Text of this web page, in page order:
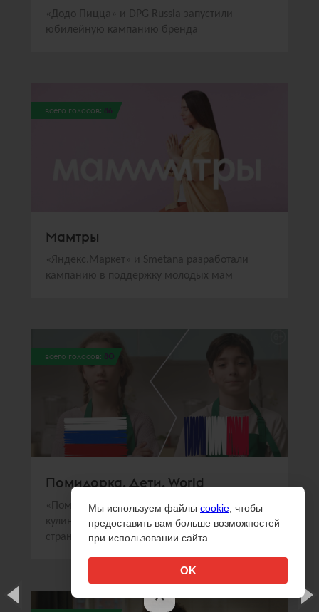
×
«Додо Пицца» и DPG Russia запустили
юбилейную кампанию бренда
всего голосов: 86
Мамтры
«Яндекс.Маркет» и Smetana разработали
кампанию в поддержку молодых мам
всего голосов: 80
Помидорка. Дети. World
«Помидорка» и Sorry,Guys.Media создали
кулинарное шоу, в котором дети из разных
стран готовили национальные блюда
Мы используем файлы cookie , чтобы
предоставить вам больше возможностей
при использовании сайта.
OK